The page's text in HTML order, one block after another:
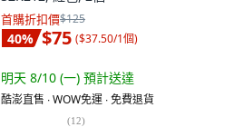
首購折扣價$125
40% $75 ($37.50/1個)
明天 8/10 (一) 預計送達
酷澎直售 ∙ WOW免運 ∙ 免費退貨
(12)